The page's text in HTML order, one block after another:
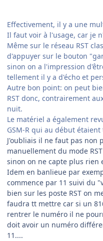
Effectivement, il y a une
Il faut voir à l'usage, car je
Même sur le réseau RST
d'appuyer sur le bouton
sinon on a l'impression
tellement il y a d'écho et
Autre bon point: on peut
RST donc, contrairement
nuit.
Le matériel a également
GSM-R qui au début
J'oubliais il ne faut pas non
manuellement du mode
sinon on ne capte plus rien
Idem en banlieue par
commence par 11 suivi du
bien sur les poste RST on
faudra tt mettre car si un
rentrer le numéro il ne
doit avoir un numéro
11....